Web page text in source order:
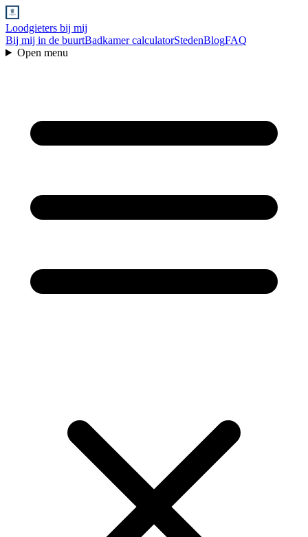
Loodgieters bij mij
Bij mij in de buurtBadkamer calculatorStedenBlogFAQ
Open menu